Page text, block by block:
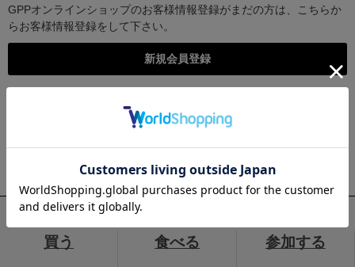
GPPオンラインショップのお客様情報登録がまだの方は、こちらか
らお客様情報登録をして下さい。
こちらは個人様向けのページとなります。法人のお客様のログイ
法人のお客さまはこちら
買う 食べる 参加する